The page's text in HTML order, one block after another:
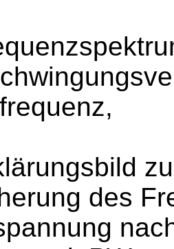
des